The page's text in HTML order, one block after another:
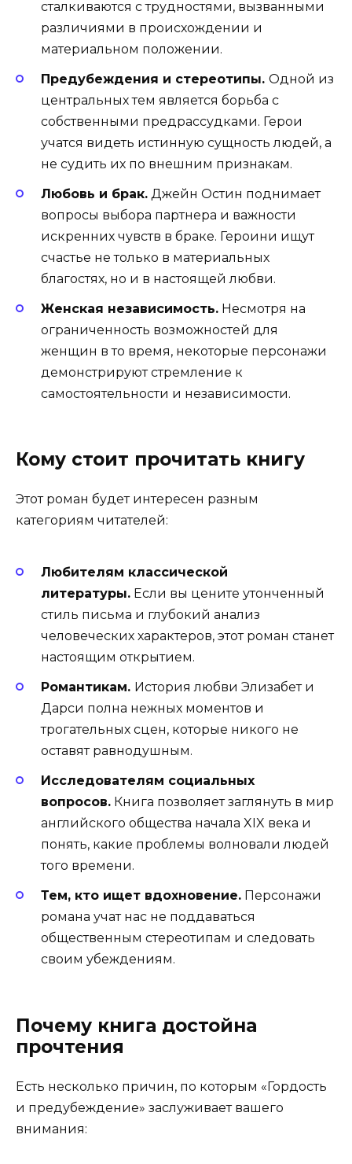
сталкиваются с трудностями, вызванными
различиями в происхождении и
материальном положении.
Предубеждения и стереотипы. Одной из
центральных тем является борьба с
собственными предрассудками. Герои
учатся видеть истинную сущность людей, а
не судить их по внешним признакам.
Любовь и брак. Джейн Остин поднимает
вопросы выбора партнера и важности
искренних чувств в браке. Героини ищут
счастье не только в материальных
благостях, но и в настоящей любви.
Женская независимость. Несмотря на
ограниченность возможностей для
женщин в то время, некоторые персонажи
демонстрируют стремление к
самостоятельности и независимости.
Кому стоит прочитать книгу
Этот роман будет интересен разным
категориям читателей:
Любителям классической
литературы. Если вы цените утонченный
стиль письма и глубокий анализ
человеческих характеров, этот роман станет
настоящим открытием.
Романтикам. История любви Элизабет и
Дарси полна нежных моментов и
трогательных сцен, которые никого не
оставят равнодушным.
Исследователям социальных
вопросов. Книга позволяет заглянуть в мир
английского общества начала XIX века и
понять, какие проблемы волновали людей
того времени.
Тем, кто ищет вдохновение. Персонажи
романа учат нас не поддаваться
общественным стереотипам и следовать
своим убеждениям.
Почему книга достойна
прочтения
Есть несколько причин, по которым «Гордость
и предубеждение» заслуживает вашего
внимания: